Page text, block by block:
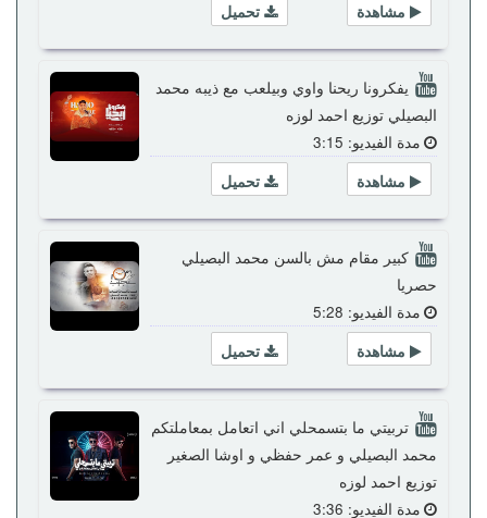
تحميل
مشاهدة
يفكرونا ريحنا واوي وبيلعب مع ذيبه محمد
البصيلي توزيع احمد لوزه
مدة الفيديو: 3:15
تحميل
مشاهدة
كبير مقام مش بالسن محمد البصيلي
حصريا
مدة الفيديو: 5:28
تحميل
مشاهدة
تربيتي ما بتسمحلي اني اتعامل بمعاملتكم
محمد البصيلي و عمر حفظي و اوشا الصغير
توزيع احمد لوزه
مدة الفيديو: 3:36